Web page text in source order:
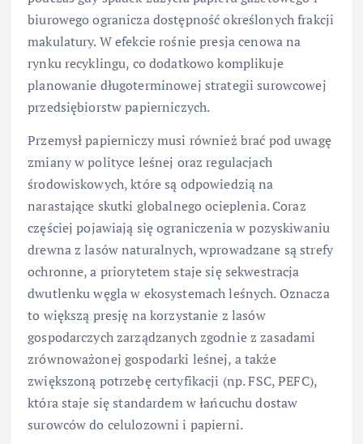
biurowego ogranicza dostępność określonych frakcji
makulatury. W efekcie rośnie presja cenowa na
rynku recyklingu, co dodatkowo komplikuje
planowanie długoterminowej strategii surowcowej
przedsiębiorstw papierniczych.
Przemysł papierniczy musi również brać pod uwagę
zmiany w polityce leśnej oraz regulacjach
środowiskowych, które są odpowiedzią na
narastające skutki globalnego ocieplenia. Coraz
częściej pojawiają się ograniczenia w pozyskiwaniu
drewna z lasów naturalnych, wprowadzane są strefy
ochronne, a priorytetem staje się sekwestracja
dwutlenku węgla w ekosystemach leśnych. Oznacza
to większą presję na korzystanie z lasów
gospodarczych zarządzanych zgodnie z zasadami
zrównoważonej gospodarki leśnej, a także
zwiększoną potrzebę certyfikacji (np. FSC, PEFC),
która staje się standardem w łańcuchu dostaw
surowców do celulozowni i papierni.